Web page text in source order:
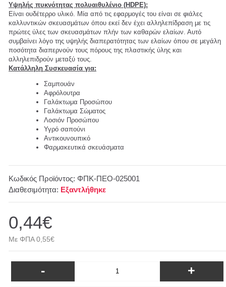
Υψηλής πυκνότητας πολυαιθυλένιο (HDPE):
Είναι ουδέτερρο υλικό. Mία από τις εφαρμογές του είναι σε φιάλες
καλλυντικών σκευασμάτων όπου εκεί δεν έχει αλληλεπίδραση με τις
πρώτες ύλες των σκευασμάτων πλήν των καθαρών ελαίων. Αυτό
συμβαίνει λόγο της υψηλής διαπερατότητας των ελαίων όπου σε μεγάλη
ποσότητα διαπερνούν τους πόρους της πλαστικής ύλης και
αλληλεπιδρούν μεταξύ τους.
Κατάλληλη Συσκευασία για:
Σαμπουάν
Αφρόλουτρα
Γαλάκτωμα Προσώπου
Γαλάκτωμα Σώματος
Λοσιόν Προσώπου
Υγρό σαπούνι
Αντικουνουπικό
Φαρμακευτικά σκευάσματα
Κωδικός Προϊόντος: ΦΠΚ-ΠΕΟ-025001
Διαθεσιμότητα: Εξαντλήθηκε
0,44€
Με ΦΠΑ 0,55€
- +